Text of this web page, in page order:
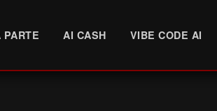
PARTE AI CASH VIBE CODE AI